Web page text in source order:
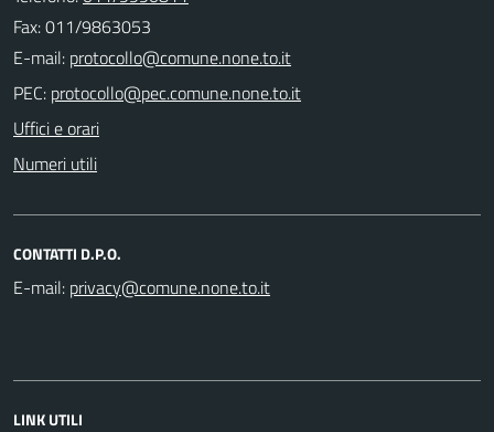
Fax: 011/9863053
E-mail:
PEC:
Uffici e orari
Numeri utili
CONTATTI D.P.O.
E-mail:
LINK UTILI